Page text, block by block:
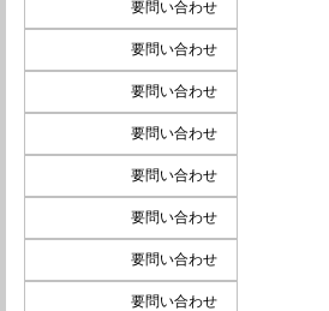
要問い合わせ
要問い合わせ
要問い合わせ
要問い合わせ
要問い合わせ
要問い合わせ
要問い合わせ
要問い合わせ